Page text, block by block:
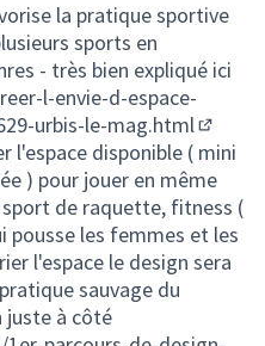
la pratique sportive
sports en
- très bien expliqué ici
l-envie-d-espace-
urbis-le-mag.html
(Lien
l'espace disponible ( mini
) pour jouer en même
de raquette, fitness (
pousse les femmes et les
l'espace le design sera
sauvage du
juste à côté